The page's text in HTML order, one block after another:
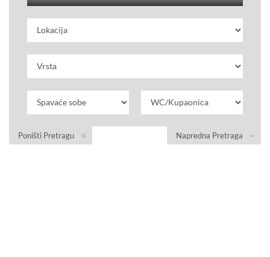
Napredna Pretraga
Poništi Pretragu